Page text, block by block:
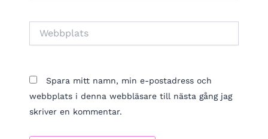
Spara mitt namn, min e-postadress och
webbplats i denna webbläsare till nästa gång jag
skriver en kommentar.